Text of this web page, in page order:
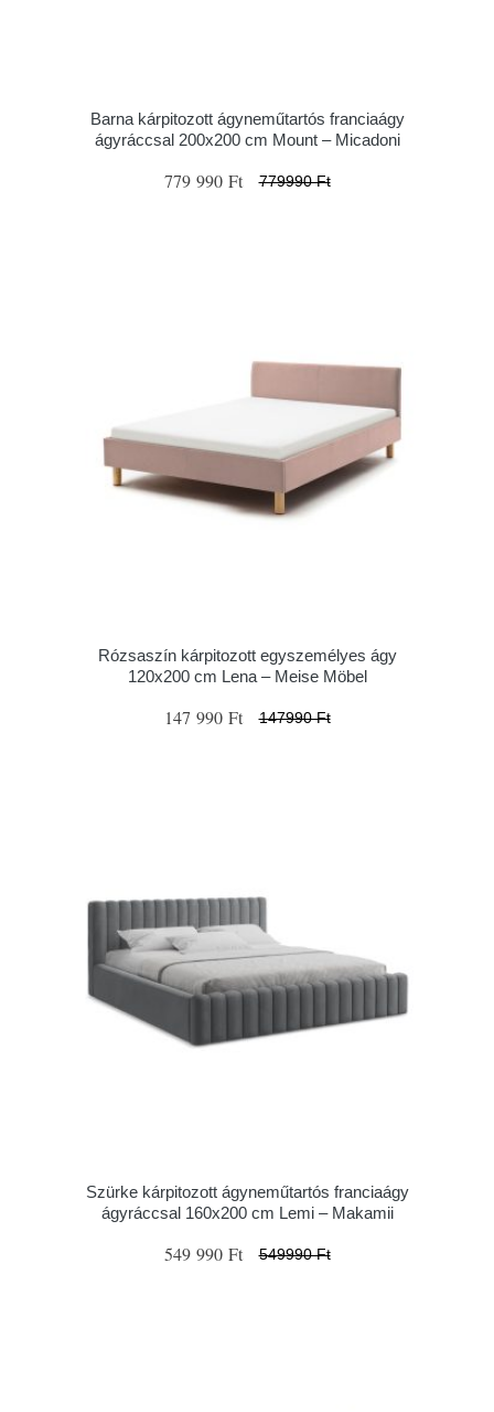
Barna kárpitozott ágyneműtartós franciaágy
ágyráccsal 200x200 cm Mount – Micadoni
779 990 Ft 779990 Ft
Rózsaszín kárpitozott egyszemélyes ágy
120x200 cm Lena – Meise Möbel
147 990 Ft 147990 Ft
Szürke kárpitozott ágyneműtartós franciaágy
ágyráccsal 160x200 cm Lemi – Makamii
549 990 Ft 549990 Ft